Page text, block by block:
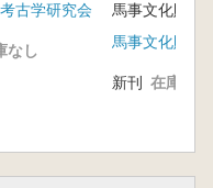
古学研究会
なし 馬事文化財団
新刊 在庫なし